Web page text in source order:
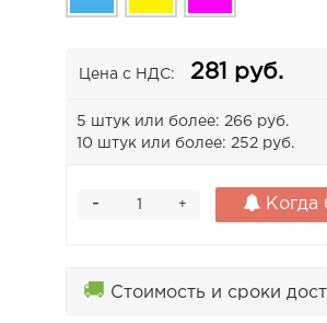
Цена с НДС: 281 руб.
5 штук или более: 266 руб.
10 штук или более: 252 руб.
+
- Когда
🚚 Стоимость и сроки